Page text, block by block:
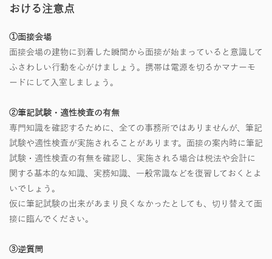
おける注意点
①面接会場
面接会場の建物に到着した瞬間から面接が始まっていると意識して
ふさわしい行動を心がけましょう。携帯は電源を切るかマナーモ
ードにして入室しましょう。
②筆記試験・適性検査の有無
専門知識を確認するために、全ての事務所ではありませんが、筆記
試験や適性検査が実施されることがあります。面接の案内時に筆記
試験・適性検査の有無を確認し、実施される場合は税法や会計に
関する基本的な知識、実務知識、一般常識などを復習しておくとよ
いでしょう。
仮に筆記試験の出来があまり良くなかったとしても、切り替えて面
接に臨んでください。
③逆質問